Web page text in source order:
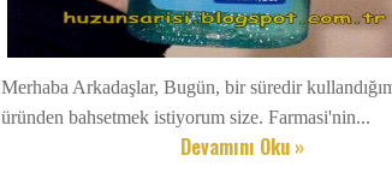
Merhaba Arkadaşlar, Bugün, bir süredir
üründen bahsetmek istiyorum size. Farmasi'nin...
Devamını Oku »